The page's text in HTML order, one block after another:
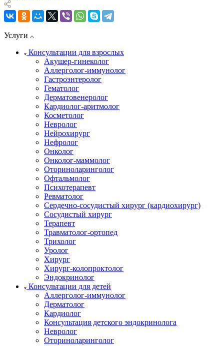
Услуги
Консультации для взрослых
Акушер-гинеколог
Аллерголог-иммунолог
Гастроэнтеролог
Гематолог
Дерматовенеролог
Кардиолог-аритмолог
Косметолог
Невролог
Нейрохирург
Нефролог
Онколог
Онколог-маммолог
Оториноларинголог
Офтальмолог
Психотерапевт
Ревматолог
Сердечно-сосудистый хирург (кардиохирург)
Сосудистый хирург
Терапевт
Травматолог-ортопед
Трихолог
Уролог
Хирург
Хирург-колопроктолог
Эндокринолог
Консультации для детей
Аллерголог-иммунолог
Дерматолог
Кардиолог
Консультация детского эндокринолога
Невролог
Оториноларинголог